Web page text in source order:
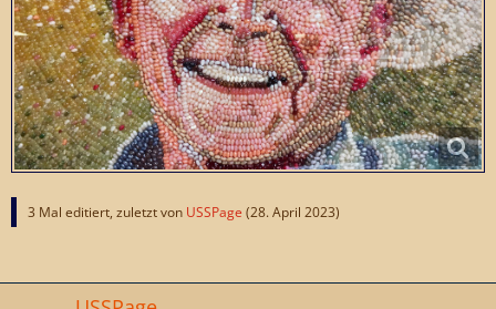
3 Mal editiert, zuletzt von USSPage (28. April 2023)